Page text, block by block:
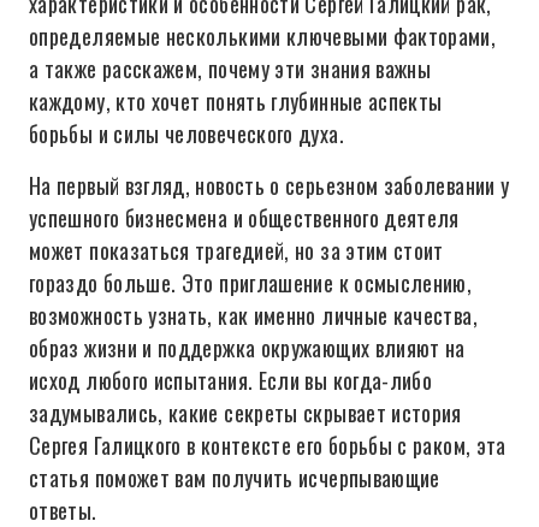
определяемые несколькими ключевыми факторами,
а также расскажем, почему эти знания важны
каждому, кто хочет понять глубинные аспекты
борьбы и силы человеческого духа.
На первый взгляд, новость о серьезном заболевании у
успешного бизнесмена и общественного деятеля
может показаться трагедией, но за этим стоит
гораздо больше. Это приглашение к осмыслению,
возможность узнать, как именно личные качества,
образ жизни и поддержка окружающих влияют на
исход любого испытания. Если вы когда-либо
задумывались, какие секреты скрывает история
Сергея Галицкого в контексте его борьбы с раком, эта
статья поможет вам получить исчерпывающие
ответы.